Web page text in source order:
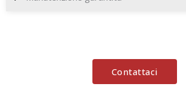
Contattaci